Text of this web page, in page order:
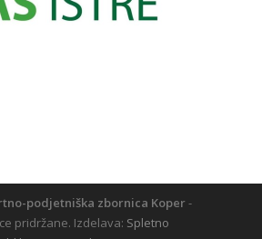
podjetniška zbornica Koper -
pridržane. Izdelava: Spletno